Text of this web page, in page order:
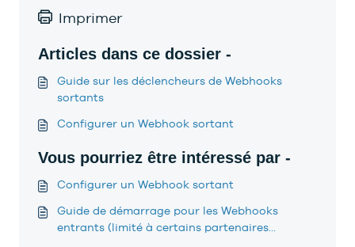
Imprimer
Articles dans ce dossier -
Guide sur les déclencheurs de Webhooks
sortants
Configurer un Webhook sortant
Vous pourriez être intéressé par -
Configurer un Webhook sortant
Guide de démarrage pour les Webhooks
entrants (limité à certains partenaires